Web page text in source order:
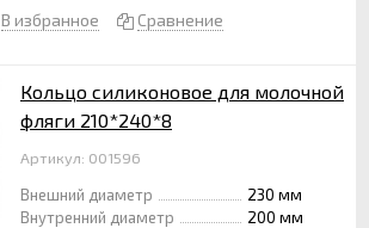
В избранное
Сравнение
Кольцо силиконовое для молочной
фляги 210*240*8
Артикул: 001596
Внешний диаметр
230 мм
Внутренний диаметр
200 мм